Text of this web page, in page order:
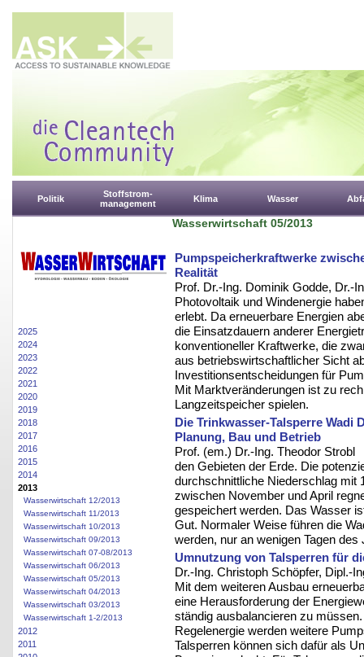
Politik
Stoffstrom-
management
Klima Wasser
2025
2024
2023
2022
2021
2020
2019
2018
2017
2016
2015
2014
2013
Wasserwirtschaft 12/2013
Wasserwirtschaft 11/2013
Wasserwirtschaft 10/2013
Wasserwirtschaft 09/2013
Wasserwirtschaft 07-08/2013
Wasserwirtschaft 06/2013
Wasserwirtschaft 05/2013
Wasserwirtschaft 04/2013
Wasserwirtschaft 03/2013
Wasserwirtschaft 1-2/2013
2012
2011
Wasserwirtschaft 05/2013
Pumpspeicherkraftwerke
Realität
Prof. Dr.-Ing. Dominik Godde, Dr.-
Photovoltaik und Windenergie
erlebt. Da erneuerbare Energien
die Einsatzdauern anderer
konventioneller Kraftwerke, die
aus betriebswirtschaftlicher Sicht
Investitionsentscheidungen für
Mit Marktveränderungen ist zu
Langzeitspeicher spielen.
Die Trinkwasser-Talsperre Wadi
Planung, Bau und Betrieb
Prof. (em.) Dr.-Ing. Theodor Strobl
den Gebieten der Erde. Die
durchschnittliche Niederschlag mit
zwischen November und April
gespeichert werden. Das Wasser
Gut. Normaler Weise führen die
werden, nur an wenigen Tagen des
Umnutzung von Talsperren für
Dr.-Ing. Christoph Schöpfer, Dipl.-
Mit dem weiteren Ausbau
eine Herausforderung der
ständig ausbalancieren zu
Regelenergie werden weitere
Talsperren können sich dafür als